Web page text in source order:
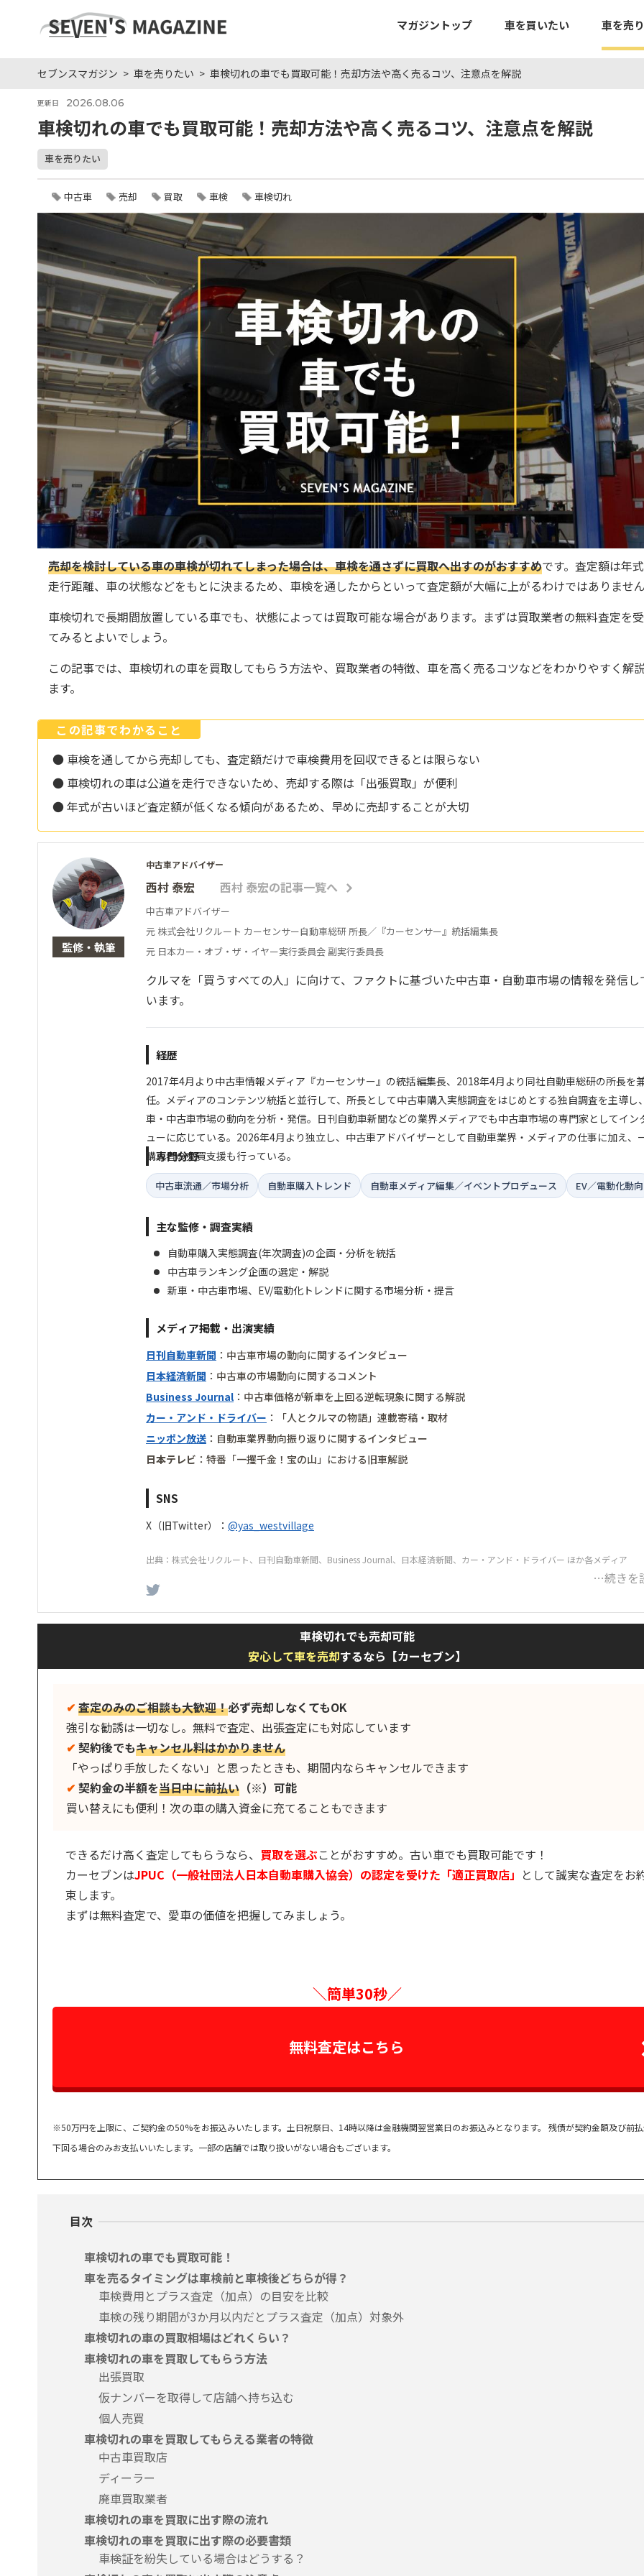
マガジントップ 車を買いたい 車を売
セブンスマガジン 車を売りたい 車検切れの車でも買取可能！売却方法や高く売るコツ、注意点を解説
更新日 2026.08.06
車検切れの車でも買取可能！売却方法や高く売るコツ、注意点を解説
車を売りたい
中古車 売却 買取 車検 車検切れ
売却を検討している車の車検が切れてしまった場合は、車検を通さずに買取へ出すのがおすすめです。査定額は年
走行距離、車の状態などをもとに決まるため、車検を通したからといって査定額が大幅に上がるわけではありませ
車検切れで長期間放置している車でも、状態によっては買取可能な場合があります。まずは買取業者の無料査定を
てみるとよいでしょう。
この記事では、車検切れの車を買取してもらう方法や、買取業者の特徴、車を高く売るコツなどをわかりやすく解
ます。
この記事でわかること
● 車検を通してから売却しても、査定額だけで車検費用を回収できるとは限らない
● 車検切れの車は公道を走行できないため、売却する際は「出張買取」が便利
● 年式が古いほど査定額が低くなる傾向があるため、早めに売却することが大切
監修・執筆
中古車アドバイザー
西村 泰宏 西村 泰宏の記事一覧へ
中古車アドバイザー
元 株式会社リクルート カーセンサー自動車総研 所長／『カーセンサー』統括編集長
元 日本カー・オブ・ザ・イヤー実行委員会 副実行委員長
クルマを「買うすべての人」に向けて、ファクトに基づいた中古車・自動車市場の情報を発信し
います。
経歴
2017年4月より中古車情報メディア『カーセンサー』の統括編集長、2018年4月より同社自動車総研の所長を
任。メディアのコンテンツ統括と並行して、所長として中古車購入実態調査をはじめとする独自調査を主導し
車・中古車市場の動向を分析・発信。日刊自動車新聞などの業界メディアでも中古車市場の専門家としてイン
ューに応じている。2026年4月より独立し、中古車アドバイザーとして自動車業界・メディアの仕事に加え、
購入者の売買支援も行っている。
専門分野
中古車流通／市場分析 自動車購入トレンド 自動車メディア編集／イベントプロデュース EV／電動化動向
主な監修・調査実績
自動車購入実態調査(年次調査)の企画・分析を統括
中古車ランキング企画の選定・解説
新車・中古車市場、EV/電動化トレンドに関する市場分析・提言
メディア掲載・出演実績
日刊自動車新聞 ：中古車市場の動向に関するインタビュー
日本経済新聞 ：中古車の市場動向に関するコメント
Business Journal ：中古車価格が新車を上回る逆転現象に関する解説
カー・アンド・ドライバー ：「人とクルマの物語」連載寄稿・取材
ニッポン放送 ：自動車業界動向振り返りに関するインタビュー
日本テレビ ：特番「一攫千金！宝の山」における旧車解説
SNS
X（旧Twitter）： @yas_westvillage
出典：株式会社リクルート、日刊自動車新聞、Business Journal、日本経済新聞、カー・アンド・ドライバー ほか各メディア
…続きを
車検切れでも売却可能
安心して車を売却するなら【カーセブン】
✔︎ 査定のみのご相談も大歓迎！必ず売却しなくてもOK
強引な勧誘は一切なし。無料で査定、出張査定にも対応しています
✔︎ 契約後でもキャンセル料はかかりません
「やっぱり手放したくない」と思ったときも、期間内ならキャンセルできます
✔︎ 契約金の半額を当日中に前払い （※）可能
買い替えにも便利！次の車の購入資金に充てることもできます
できるだけ高く査定してもらうなら、 買取を選ぶことがおすすめ。古い車でも買取可能です！
カーセブンはJPUC（一般社団法人日本自動車購入協会）の認定を受けた「適正買取店」 として誠実な査定をお
束します。
まずは無料査定で、愛車の価値を把握してみましょう。
＼簡単30秒／
無料査定はこちら
※50万円を上限に、ご契約金の50%をお振込みいたします。土日祝祭日、14時以降は金融機関翌営業日のお振込みとなります。 残債が契約金額及び前
下回る場合のみお支払いいたします。一部の店舗では取り扱いがない場合もございます。
目次
車検切れの車でも買取可能！
車を売るタイミングは車検前と車検後どちらが得？
車検費用とプラス査定（加点）の目安を比較
車検の残り期間が3か月以内だとプラス査定（加点）対象外
車検切れの車の買取相場はどれくらい？
車検切れの車を買取してもらう方法
出張買取
仮ナンバーを取得して店舗へ持ち込む
個人売買
車検切れの車を買取してもらえる業者の特徴
中古車買取店
ディーラー
廃車買取業者
車検切れの車を買取に出す際の流れ
車検切れの車を買取に出す際の必要書類
車検証を紛失している場合はどうする？